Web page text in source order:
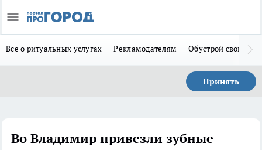
Всё о ритуальных услугах Рекламодателям Обустрой свой дом
Принять
Во Владимир привезли зубные